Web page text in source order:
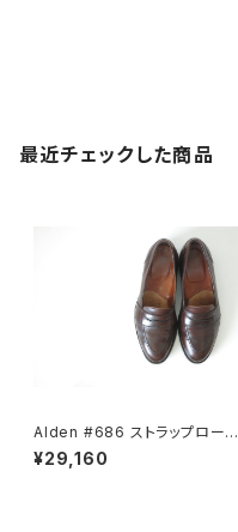
最近チェックした商品
Alden #686 ストラップローフ
ァー 7.5D
¥29,160